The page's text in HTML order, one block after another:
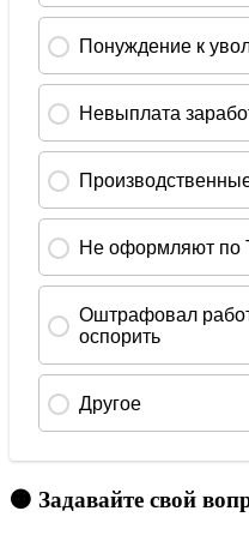
🟠 Задавайте свой